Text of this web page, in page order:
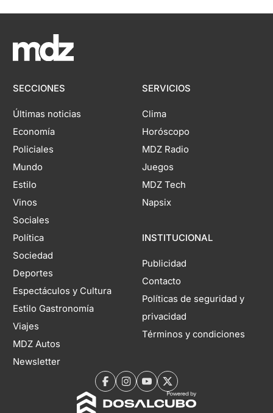
SECCIONES
Últimas noticias
Economía
Policiales
Mundo
Estilo
Vinos
Sociales
Política
Sociedad
Deportes
Espectáculos y Cultura
Estilo Gastronomía
Viajes
MDZ Autos
Newsletter
SERVICIOS
Clima
Horóscopo
MDZ Radio
Juegos
MDZ Tech
Napsix
INSTITUCIONAL
Publicidad
Contacto
Políticas de seguridad y
privacidad
Términos y condiciones